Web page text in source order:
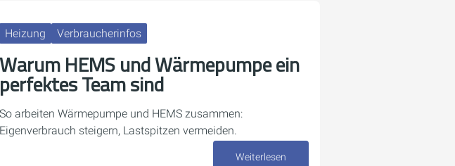
Heizung Verbraucherinfos
Warum HEMS und Wärmepumpe ein
perfektes Team sind
So arbeiten Wärmepumpe und HEMS zusammen:
Eigenverbrauch steigern, Lastspitzen vermeiden.
30. März 2026
Weiterlesen